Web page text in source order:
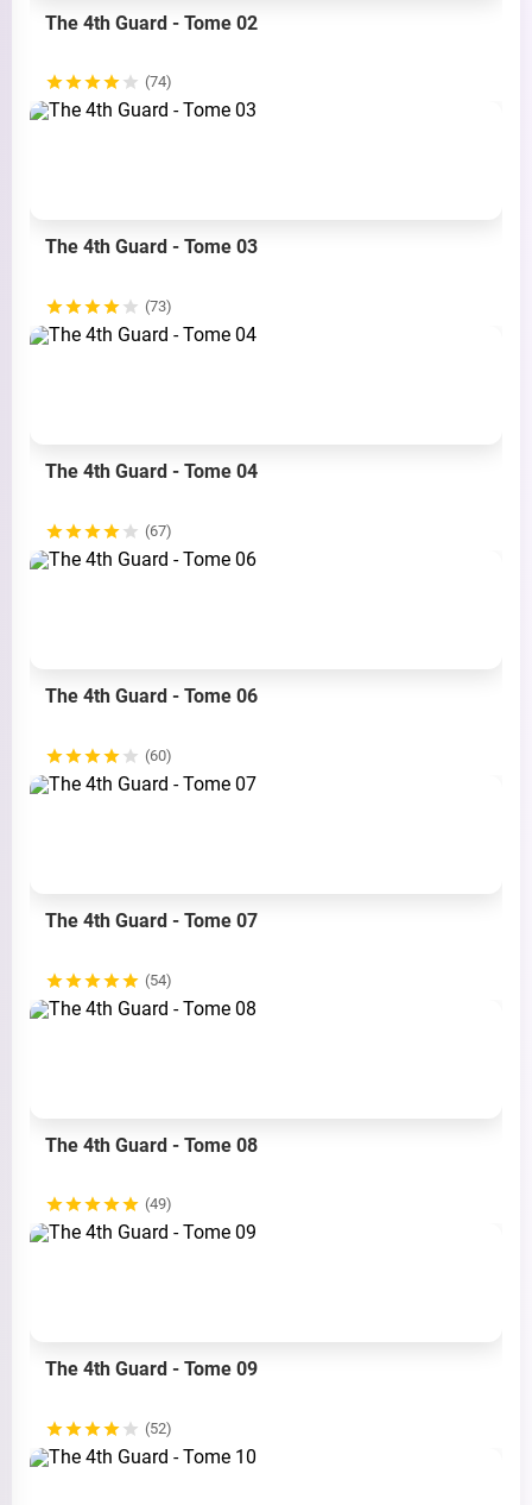
The 4th Guard - Tome 02
(74)
The 4th Guard - Tome 03
(73)
The 4th Guard - Tome 04
(67)
The 4th Guard - Tome 06
(60)
The 4th Guard - Tome 07
(54)
The 4th Guard - Tome 08
(49)
The 4th Guard - Tome 09
(52)